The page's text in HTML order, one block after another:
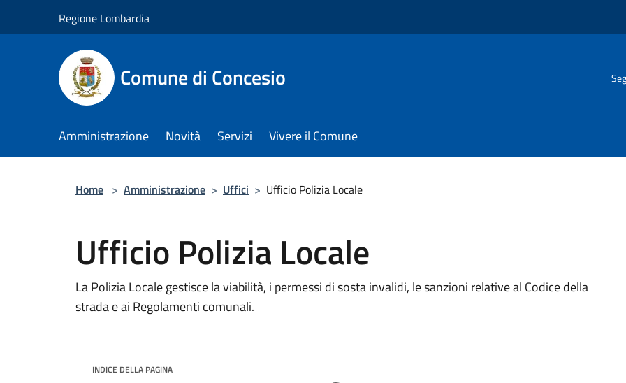
Regione Lombardia
Comune di Concesio
Amministrazione Novità Servizi Vivere il Comune
Home > Amministrazione > Uffici > Ufficio Polizia Locale
Ufficio Polizia Locale
La Polizia Locale gestisce la viabilità, i permessi di sosta invalidi, le sanzioni relative al Codice della
strada e ai Regolamenti comunali.
INDICE DELLA PAGINA